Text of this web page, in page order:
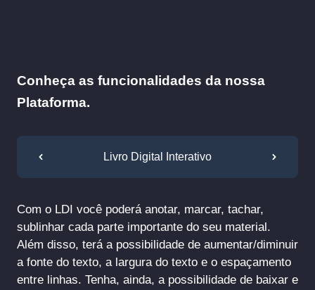
Conheça as funcionalidades da nossa
Plataforma.
Livro Digital Interativo
Com o LDI você poderá anotar, marcar, tachar,
sublinhar cada parte importante do seu material.
Além disso, terá a possibilidade de aumentar/diminuir
a fonte do texto, a largura do texto e o espaçamento
entre linhas. Tenha, ainda, a possibilidade de baixar e